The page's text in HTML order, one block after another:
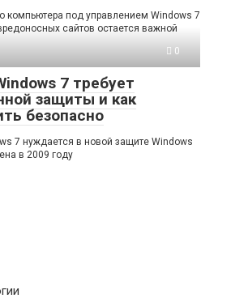
компьютера под управлением Windows 7
сайтов остается важной
0
7 требует
защиты и как
безопасно
7 нуждается в новой защите Windows
в 2009 году